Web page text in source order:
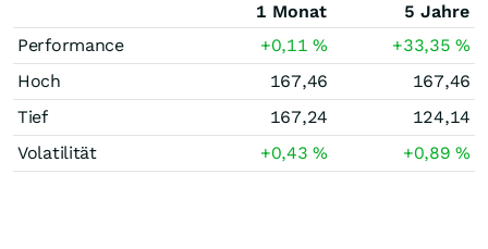
1 Monat
5 Jahre
Performance
+0,11% +33,35%
Hoch
167,46
167,46
Tief
167,24
124,14
Volatilität
+0,43% +0,89%